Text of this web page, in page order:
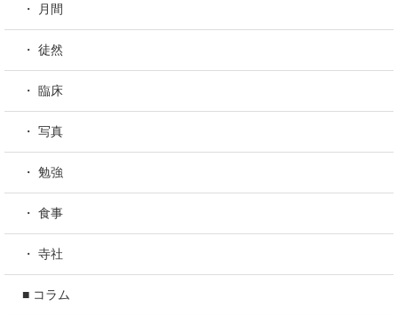
・ 月間
・ 徒然
・ 臨床
・ 写真
・ 勉強
・ 食事
・ 寺社
■ コラム